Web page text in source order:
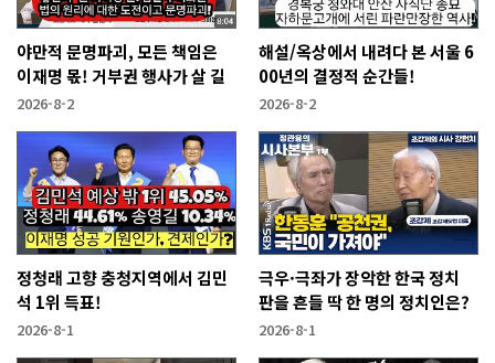
야만적 문명파괴, 모든 책임은
이재명 몫! 거부권 행사가 살 길
2026-8-2
해설/옥상에서 내려다 본 서울 6
00년의 결정적 순간들!
2026-8-2
정청래 고향 충청지역에서 김민
석 1위 득표!
2026-8-1
극우·극좌가 장악한 한국 정치
판을 흔들 딱 한 명의 정치인은?
2026-8-1